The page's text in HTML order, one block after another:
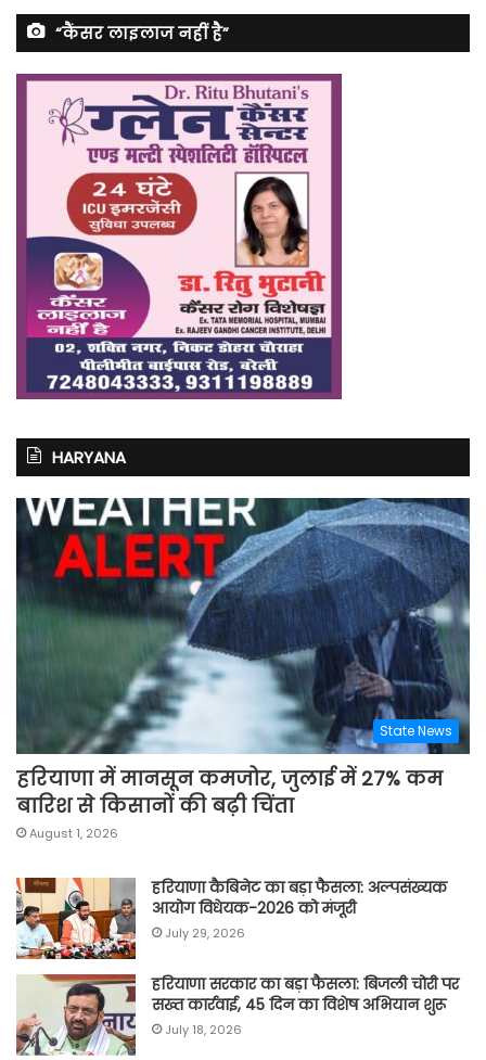
“कैंसर लाइलाज नहीं है”
HARYANA
State News
हरियाणा में मानसून कमजोर, जुलाई में 27% कम
बारिश से किसानों की बढ़ी चिंता
August 1, 2026
हरियाणा कैबिनेट का बड़ा फैसला: अल्पसंख्यक
आयोग विधेयक-2026 को मंजूरी
July 29, 2026
हरियाणा सरकार का बड़ा फैसला: बिजली चोरी पर
सख्त कार्रवाई, 45 दिन का विशेष अभियान शुरू
July 18, 2026